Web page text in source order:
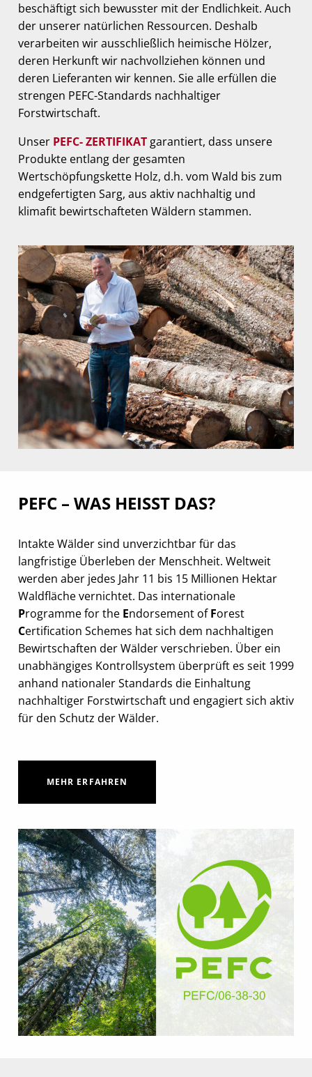
beschäftigt sich bewusster mit der Endlichkeit. Auch
der unserer natürlichen Ressourcen. Deshalb
verarbeiten wir ausschließlich heimische Hölzer,
deren Herkunft wir nachvollziehen können und
deren Lieferanten wir kennen. Sie alle erfüllen die
strengen PEFC-Standards nachhaltiger
Forstwirtschaft.
Unser PEFC- ZERTIFIKAT garantiert, dass unsere
Produkte entlang der gesamten
Wertschöpfungskette Holz, d.h. vom Wald bis zum
endgefertigten Sarg, aus aktiv nachhaltig und
klimafit bewirtschafteten Wäldern stammen.
PEFC – WAS HEISST DAS?
Intakte Wälder sind unverzichtbar für das
langfristige Überleben der Menschheit. Weltweit
werden aber jedes Jahr 11 bis 15 Millionen Hektar
Waldfläche vernichtet. Das internationale
Programme for the Endorsement ofForest
Certification Schemes hat sich dem nachhaltigen
Bewirtschaften der Wälder verschrieben. Über ein
unabhängiges Kontrollsystem überprüft es seit 1999
anhand nationaler Standards die Einhaltung
nachhaltiger Forstwirtschaft und engagiert sich aktiv
für den Schutz der Wälder.
MEHR ERFAHREN